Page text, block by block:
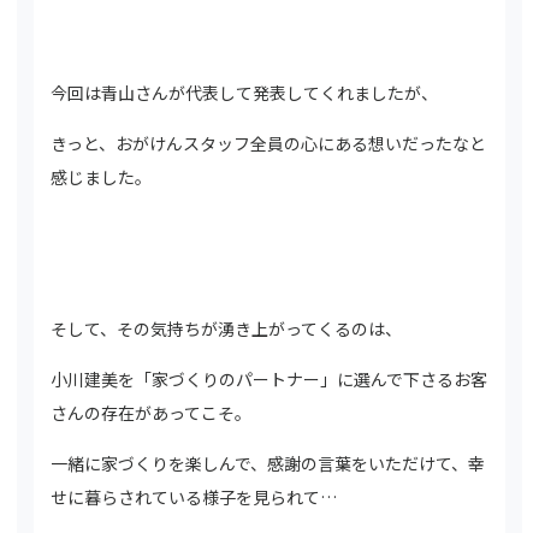
今回は青山さんが代表して発表してくれましたが、
きっと、おがけんスタッフ全員の心にある想いだったなと
感じました。
そして、その気持ちが湧き上がってくるのは、
小川建美を「家づくりのパートナー」に選んで下さるお客
さんの存在があってこそ。
一緒に家づくりを楽しんで、感謝の言葉をいただけて、幸
せに暮らされている様子を見られて…